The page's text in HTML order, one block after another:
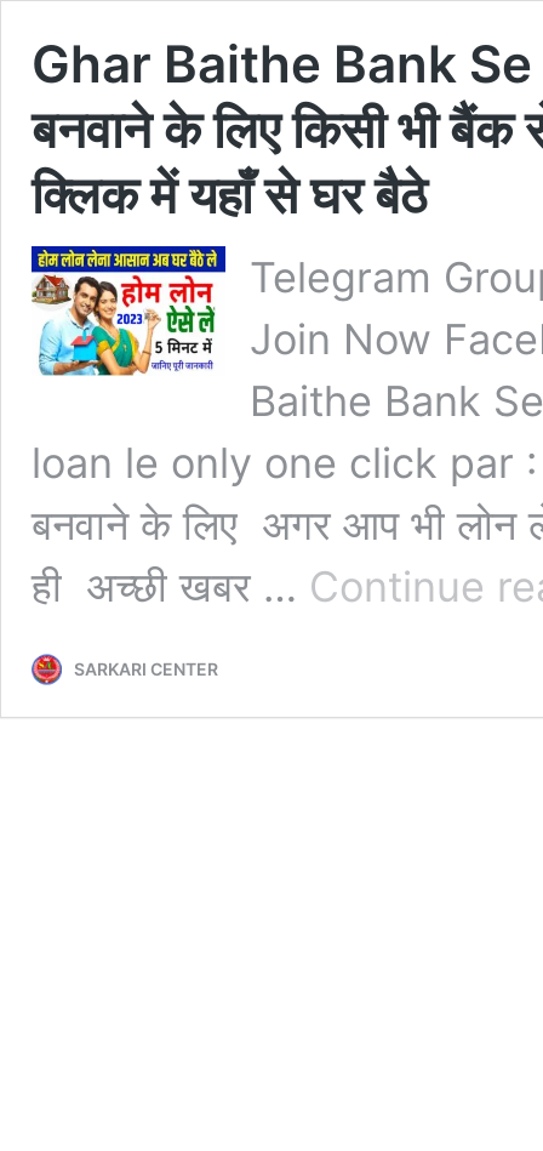
Ghar Baithe Bank
बनवाने के लिए किसी भी
क्लिक में यहाँ से घर बैठे
Telegram
Join Now
Baithe Bank
loan le only one click par
बनवाने के लिए अगर आप भी लोन
ही अच्छी खबर … Continue
SARKARI CENTER